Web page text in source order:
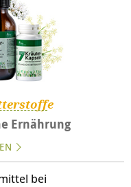
e
Ernährung
bei